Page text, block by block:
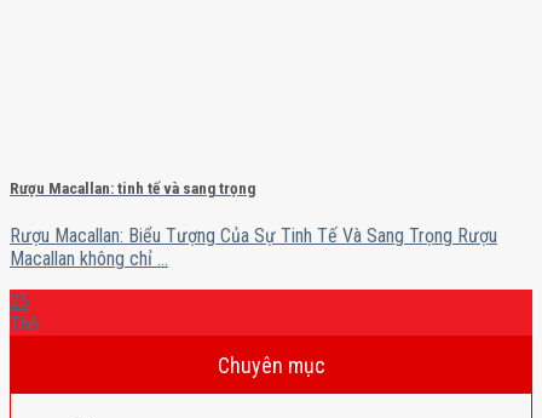
Rượu Macallan: tinh tế và sang trọng
Rượu Macallan: Biểu Tượng Của Sự Tinh Tế Và Sang Trọng Rượu
Macallan không chỉ ...
25
Th6
Chuyên mục